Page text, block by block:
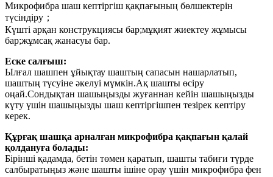
Микрофибра шаш кептіргіш қақпағының бөлшектерін
түсіндіру；
Күшті арқан конструкциясы бар;мұқият жиектеу жұмысы
бар;жұмсақ жанасуы бар.
Еске салғыш:
Ылғал шашпен ұйықтау шаштың сапасын нашарлатып,
шаштың түсуіне әкелуі мүмкін.Ақ шашты өсіру
оңай.Сондықтан шашыңызды жуғаннан кейін шашыңызды
күту үшін шашыңызды шаш кептіргішпен тезірек кептіру
керек.
Құрғақ шашқа арналған микрофибра қақпағын қалай
қолдануға болады:
Бірінші қадамда, бетін төмен қаратып, шашты табиғи түрде
салбыратыңыз және шашты ішіне орау үшін микрофибра фен